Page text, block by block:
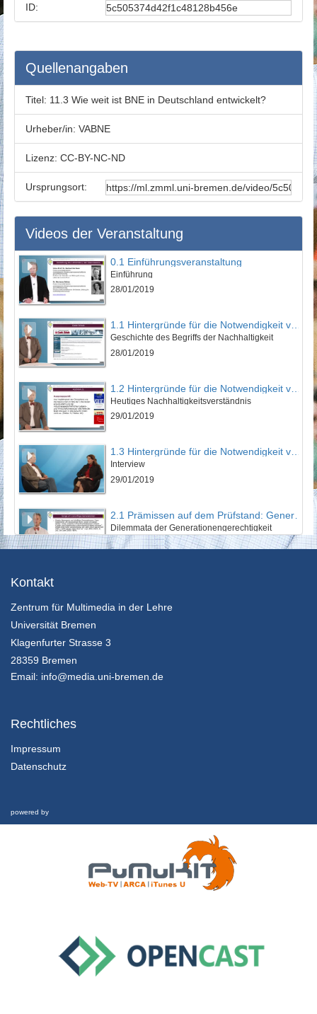
ID:
Quellenangaben
Titel: 11.3 Wie weit ist BNE in Deutschland entwickelt?
Urheber/in: VABNE
Lizenz: CC-BY-NC-ND
Ursprungsort:
Videos der Veranstaltung
0.1 Einführungsveranstaltung
Einführung
28/01/2019
1.1 Hintergründe für die Notwendigkeit von Bildung für nachhaltige Entwicklung
Geschichte des Begriffs der Nachhaltigkeit
28/01/2019
Heutiges Nachhaltigkeitsverständnis
29/01/2019
1.3 Hintergründe für die Notwendigkeit von Bildung für nachhaltige Entwicklung
Interview
29/01/2019
Dilemmata der Generationengerechtigkeit
29/01/2019
29/01/2019
Kontakt
Zentrum für Multimedia in der Lehre
Universität Bremen
Klagenfurter Strasse 3
28359 Bremen
Email: info@media.uni-bremen.de
Rechtliches
Impressum
Datenschutz
powered by